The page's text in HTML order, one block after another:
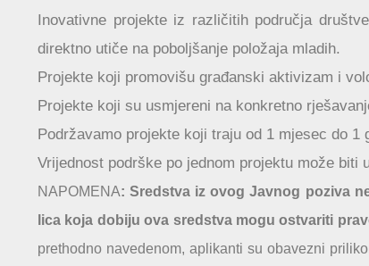
Inovativne projekte iz različitih područja
direktno utiče na poboljšanje položaja mladih.
Projekte koji promovišu građanski aktivizam i
Projekte koji su usmjereni na konkretno
Podržavamo projekte koji traju od 1 mjesec do 1
Vrijednost podrške po jednom projektu može biti
NAPOMENA: Sredstva iz ovog Javnog poziva
lica koja dobiju ova sredstva mogu ostvariti
prethodno navedenom, aplikanti su obavezni